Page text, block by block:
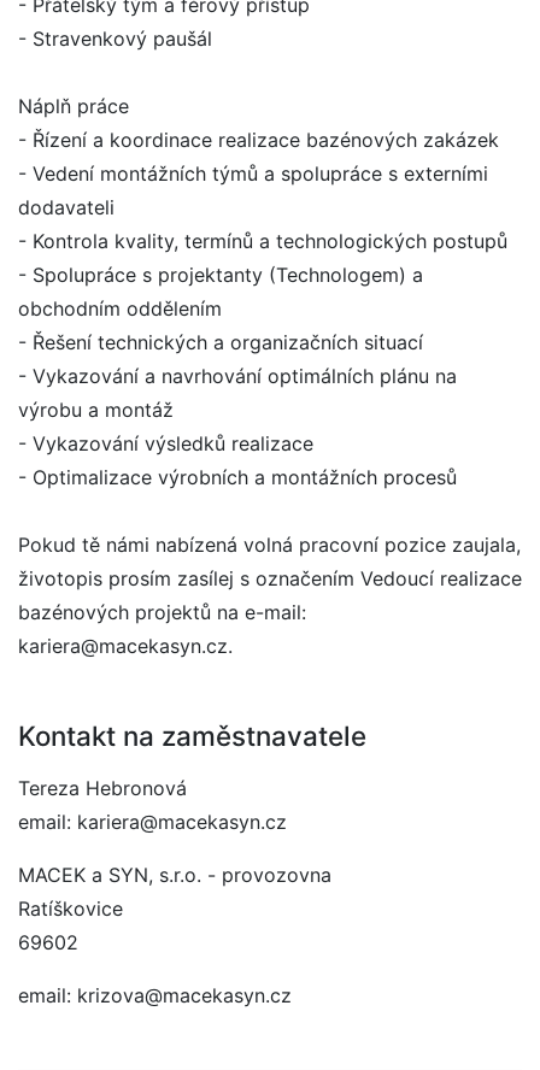
- Přátelský tým a férový přístup
- Stravenkový paušál
Náplň práce
- Řízení a koordinace realizace bazénových zakázek
- Vedení montážních týmů a spolupráce s externími
dodavateli
- Kontrola kvality, termínů a technologických postupů
- Spolupráce s projektanty (Technologem) a
obchodním oddělením
- Řešení technických a organizačních situací
- Vykazování a navrhování optimálních plánu na
výrobu a montáž
- Vykazování výsledků realizace
- Optimalizace výrobních a montážních procesů
Pokud tě námi nabízená volná pracovní pozice zaujala,
životopis prosím zasílej s označením Vedoucí realizace
bazénových projektů na e-mail:
kariera@macekasyn.cz.
Kontakt na zaměstnavatele
Tereza Hebronová
email: kariera@macekasyn.cz
MACEK a SYN, s.r.o. - provozovna
Ratíškovice
69602
email: krizova@macekasyn.cz